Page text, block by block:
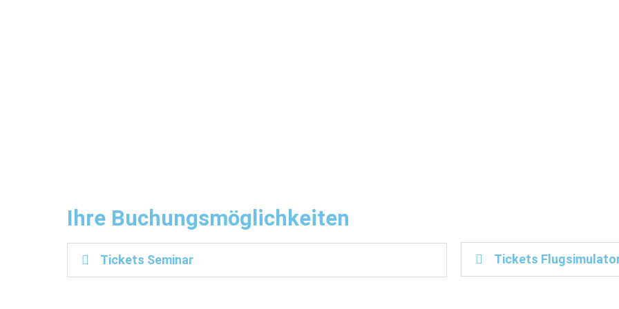
Ihre Buchungsmöglichkeiten
Tickets Seminar Tickets